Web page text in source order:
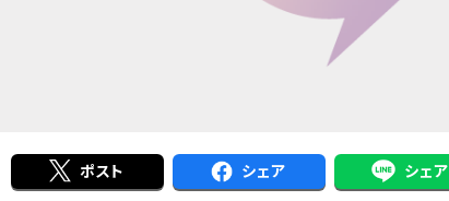
ポスト シェア シェア